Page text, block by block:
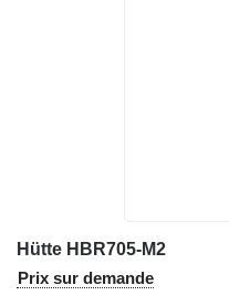
Hütte HBR705-M2
Prix sur demande